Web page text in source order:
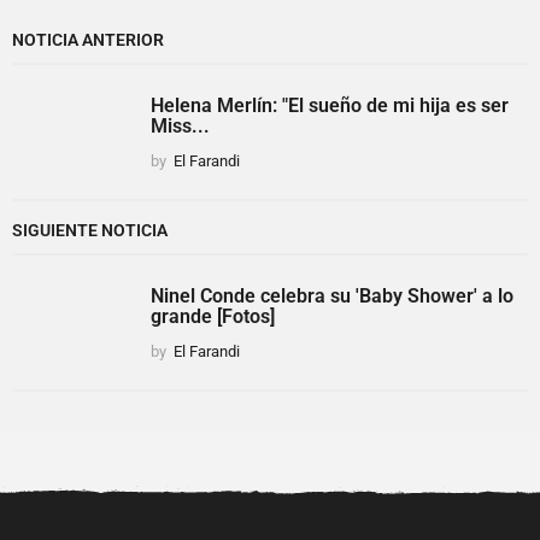
NOTICIA ANTERIOR
Helena Merlín: "El sueño de mi hija es ser
Miss...
by El Farandi
SIGUIENTE NOTICIA
Ninel Conde celebra su 'Baby Shower' a lo
grande [Fotos]
by El Farandi